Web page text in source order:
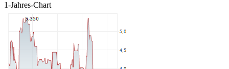
1-Jahres-Chart